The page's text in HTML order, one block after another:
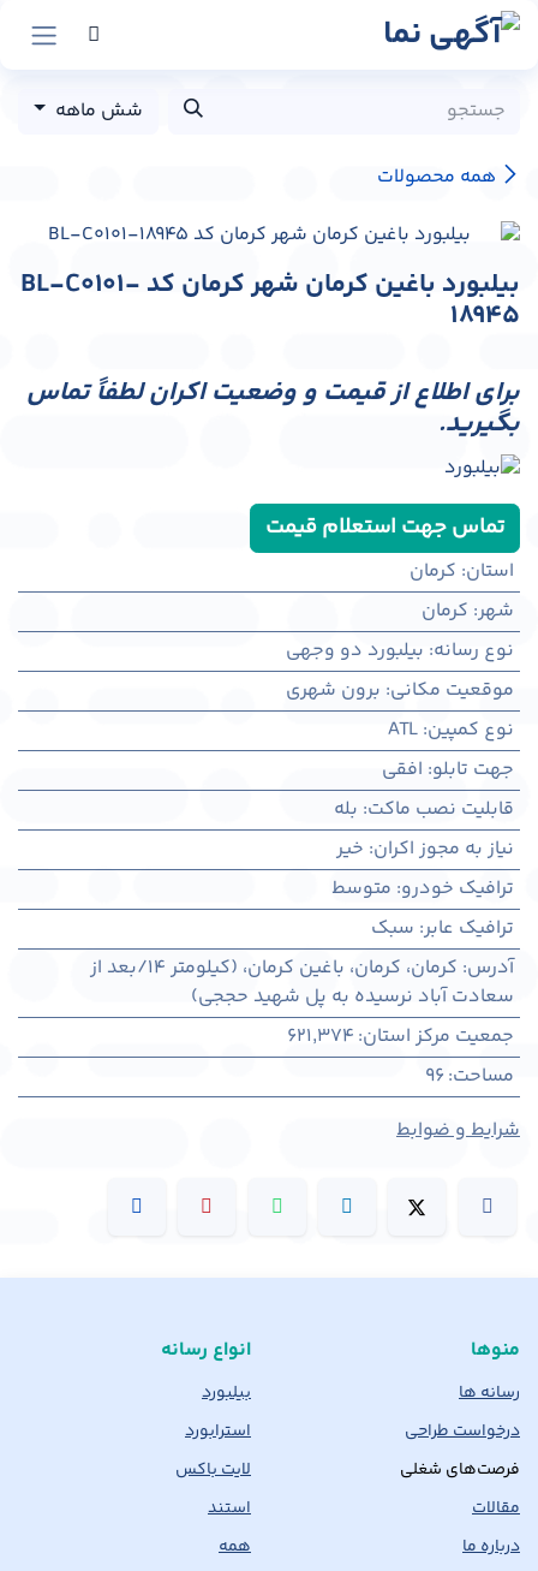
پرش به محتوا
همه محصولات
شش ماهه
بیلبورد باغین کرمان شهر کرمان کد BL-C0101-
18945
برای اطلاع از قیمت و وضعیت اکران لطفاً تماس
بگیرید.
تماس جهت استعلام قیمت
استان: کرمان
شهر: كرمان
نوع رسانه: بیلبورد دو وجهی
موقعیت مکانی: برون شهری
نوع کمپین:
ATL
جهت تابلو: افقی
قابلیت نصب ماکت: بله
نیاز به مجوز اکران: خیر
ترافیک خودرو: متوسط
ترافیک عابر: سبک
آدرس:
کرمان، كرمان، باغین کرمان، (کیلومتر 14/بعد از
سعادت آباد نرسیده به پل شهید حججی)
جمعیت مرکز استان:
621,374
مساحت:
96
شرایط و ضوابط
منوها
رسانه ها
درخواست طراحی
فرصت‌های شغلی
مقالات
درباره ما
انواع رسانه
بیلبورد
استرابورد
لایت باکس
استند
همه